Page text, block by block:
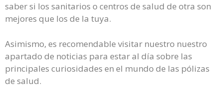
saber si los sanitarios o centros de salud de otra son
mejores que los de la tuya.
Asimismo, es recomendable visitar nuestro nuestro
apartado de noticias para estar al día sobre las
principales curiosidades en el mundo de las pólizas
de salud.